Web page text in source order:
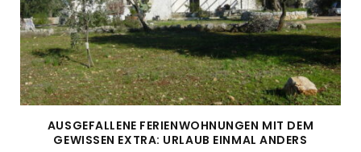
AUSGEFALLENE FERIENWOHNUNGEN MIT DEM
GEWISSEN EXTRA: URLAUB EINMAL ANDERS